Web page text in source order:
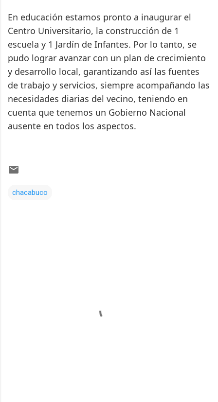
En educación estamos pronto a inaugurar el
Centro Universitario, la construcción de 1
escuela y 1 Jardín de Infantes. Por lo tanto, se
pudo lograr avanzar con un plan de crecimiento
y desarrollo local, garantizando así las fuentes
de trabajo y servicios, siempre acompañando las
necesidades diarias del vecino, teniendo en
cuenta que tenemos un Gobierno Nacional
ausente en todos los aspectos.
chacabuco